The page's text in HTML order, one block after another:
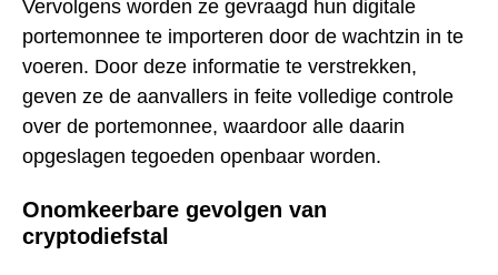
Vervolgens worden ze gevraagd hun digitale
portemonnee te importeren door de wachtzin in te
voeren. Door deze informatie te verstrekken,
geven ze de aanvallers in feite volledige controle
over de portemonnee, waardoor alle daarin
opgeslagen tegoeden openbaar worden.
Onomkeerbare gevolgen van
cryptodiefstal